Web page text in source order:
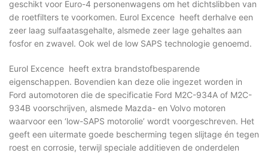
geschikt voor Euro-4 personenwagens om het dichtslibben van
de roetfilters te voorkomen. Eurol Excence heeft derhalve een
zeer laag sulfaatasgehalte, alsmede zeer lage gehaltes aan
fosfor en zwavel. Ook wel de low SAPS technologie genoemd.
Eurol Excence heeft extra brandstofbesparende
eigenschappen. Bovendien kan deze olie ingezet worden in
Ford automotoren die de specificatie Ford M2C-934A of M2C-
934B voorschrijven, alsmede Mazda- en Volvo motoren
waarvoor een ‘low-SAPS motorolie’ wordt voorgeschreven. Het
geeft een uitermate goede bescherming tegen slijtage én tegen
roest en corrosie, terwijl speciale additieven de onderdelen